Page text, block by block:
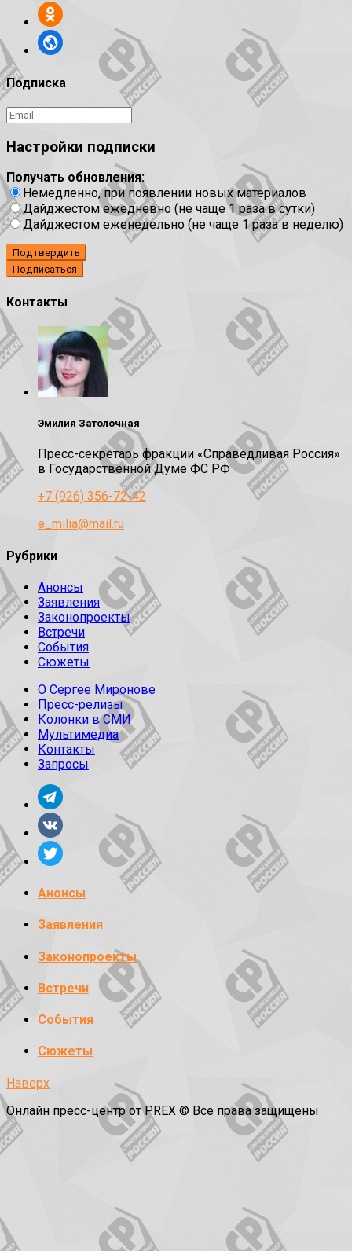
Подписка
Настройки подписки
Получать обновления:
Немедленно, при появлении новых материалов
Дайджестом ежедневно (не чаще 1 раза в сутки)
Дайджестом еженедельно (не чаще 1 раза в неделю)
Подтвердить
Контакты
Эмилия Затолочная
Пресс-секретарь фракции «Справедливая Россия»
в Государственной Думе ФС РФ
+7 (926) 356-72-42
e_milia@mail.ru
Рубрики
Анонсы
Заявления
Законопроекты
Встречи
События
Сюжеты
О Сергее Миронове
Пресс-релизы
Колонки в СМИ
Мультимедиа
Контакты
Запросы
Анонсы
Заявления
Законопроекты
Встречи
События
Сюжеты
Наверх
Онлайн пресс-центр от PREX © Все права защищены